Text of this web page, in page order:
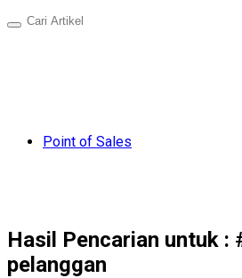
Point of Sales
Hasil Pencarian untuk :
pelanggan